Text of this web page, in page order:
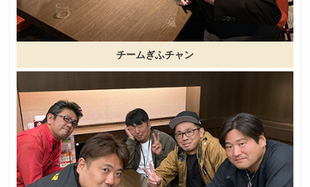
チームぎふチャン